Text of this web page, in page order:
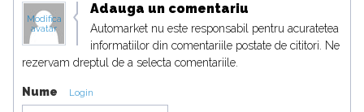
Modifica
avatar
Adauga un comentariu
Automarket nu este responsabil pentru acuratetea
informatiilor din comentariile postate de cititori. Ne
rezervam dreptul de a selecta comentariile.
Nume Login